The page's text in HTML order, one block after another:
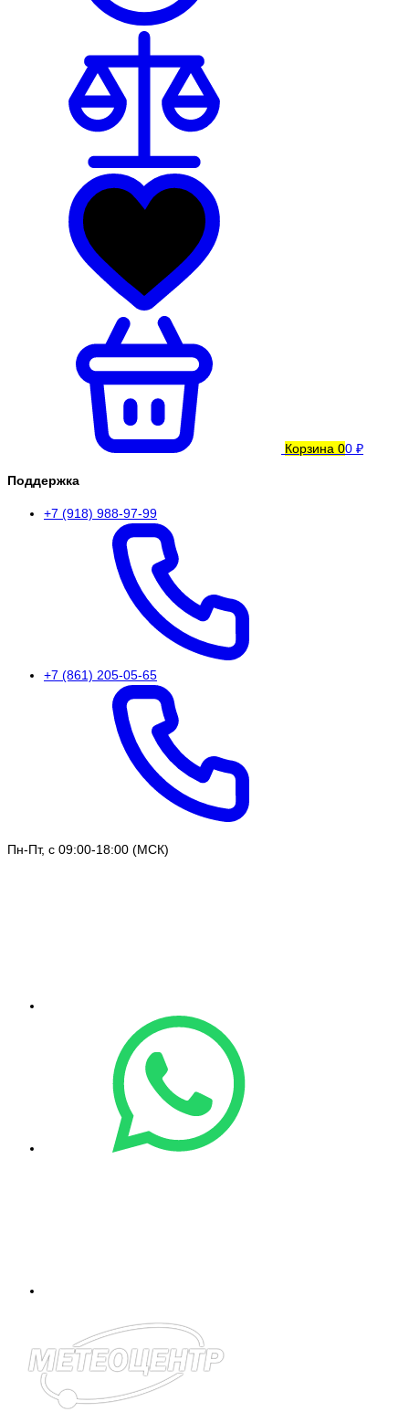
Корзина 00 ₽
Поддержка
+7 (918) 988-97-99
+7 (861) 205-05-65
Пн-Пт, с 09:00-18:00 (МСК)